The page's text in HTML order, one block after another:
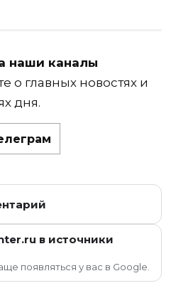
наши каналы
о главных новостях и
дня.
в источники
появляться у вас в Google.